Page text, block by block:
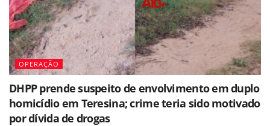
OPERAÇÃO
DHPP prende suspeito de envolvimento em duplo
homicídio em Teresina; crime teria sido motivado
por dívida de drogas